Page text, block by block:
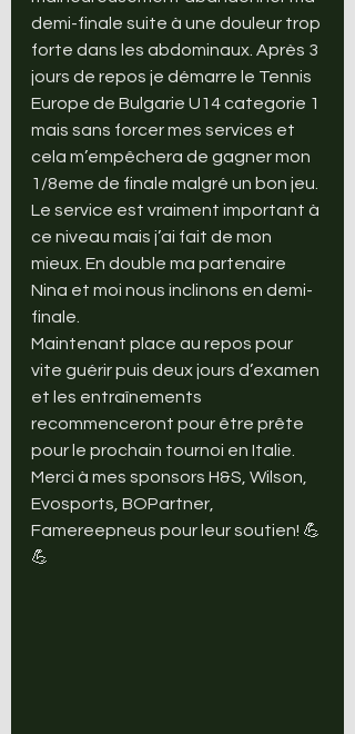
demi-finale suite à une douleur trop
forte dans les abdominaux. Après 3
jours de repos je démarre le Tennis
Europe de Bulgarie U14 categorie 1
mais sans forcer mes services et
cela m’empêchera de gagner mon
1/8eme de finale malgré un bon jeu.
Le service est vraiment important à
ce niveau mais j’ai fait de mon
mieux. En double ma partenaire
Nina et moi nous inclinons en demi-
finale.
Maintenant place au repos pour
vite guérir puis deux jours d’examen
et les entraînements
recommenceront pour être prête
pour le prochain tournoi en Italie.
Merci à mes sponsors H&S, Wilson,
Evosports, BOPartner,
Famereepneus pour leur soutien! 💪
💪